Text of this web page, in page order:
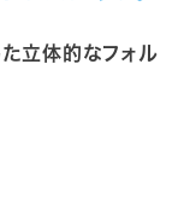
立体的なフォル